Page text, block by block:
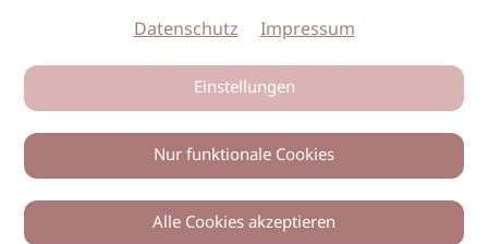
Datenschutz Impressum
Einstellungen
Nur funktionale Cookies
Alle Cookies akzeptieren